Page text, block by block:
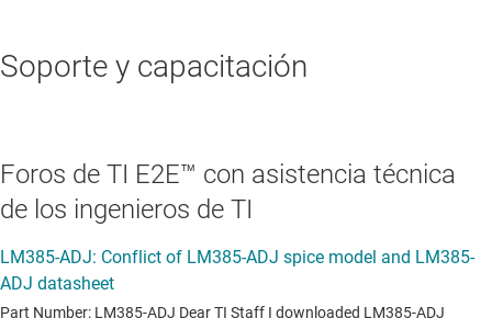
Soporte y capacitación
Foros de TI E2E™ con asistencia técnica
de los ingenieros de TI